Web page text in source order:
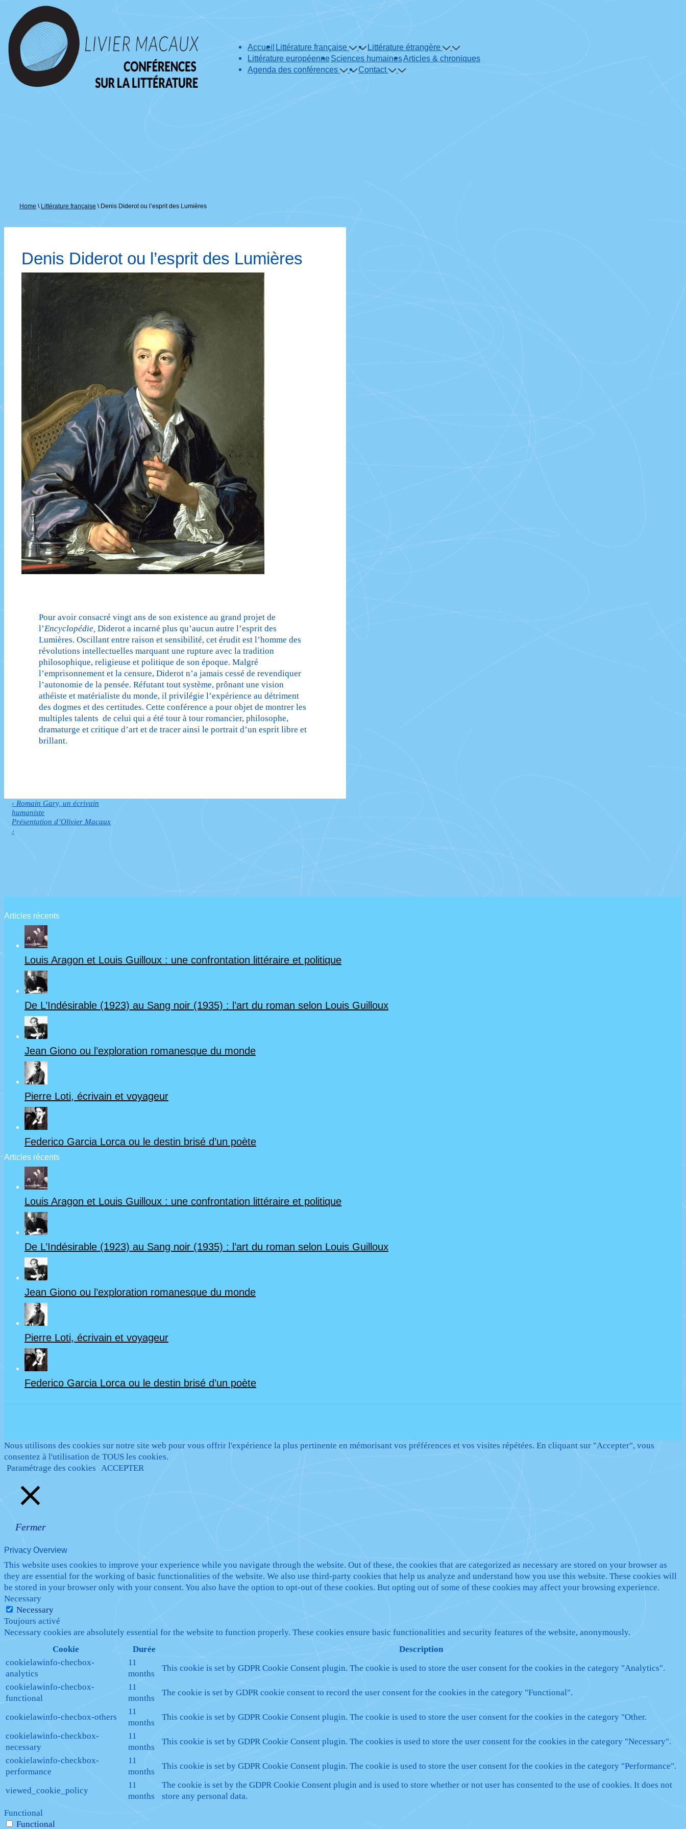
passer
au
contenu
principal
Main
Navigation
Accueil Littérature française
Littérature étrangère
Littérature européenne Sciences humainesArticles & chroniques
Agenda des conférences
Contact
Home \ Littérature française \ Denis Diderot ou l’esprit des Lumières
Denis Diderot ou l’esprit des Lumières
Pour avoir consacré vingt ans de son existence au grand projet de
l’Encyclopédie, Diderot a incarné plus qu’aucun autre l’esprit des
Lumières. Oscillant entre raison et sensibilité, cet érudit est l’homme des
révolutions intellectuelles marquant une rupture avec la tradition
philosophique, religieuse et politique de son époque. Malgré
l’emprisonnement et la censure, Diderot n’a jamais cessé de revendiquer
l’autonomie de la pensée. Réfutant tout système, prônant une vision
athéiste et matérialiste du monde, il privilégie l’expérience au détriment
des dogmes et des certitudes. Cette conférence a pour objet de montrer les
multiples talents de celui qui a été tour à tour romancier, philosophe,
dramaturge et critique d’art et de tracer ainsi le portrait d’un esprit libre et
brillant.
Navigation
de
l’article
Previous
Post
is
‹ Romain Gary, un écrivain
humaniste
Next
Post
Présentation d’Olivier Macaux
›
Articles récents
Louis Aragon et Louis Guilloux : une confrontation littéraire et politique
De L’Indésirable (1923) au Sang noir (1935) : l’art du roman selon Louis Guilloux
Jean Giono ou l’exploration romanesque du monde
Pierre Loti, écrivain et voyageur
Federico Garcia Lorca ou le destin brisé d’un poète
Articles récents
Louis Aragon et Louis Guilloux : une confrontation littéraire et politique
De L’Indésirable (1923) au Sang noir (1935) : l’art du roman selon Louis Guilloux
Jean Giono ou l’exploration romanesque du monde
Pierre Loti, écrivain et voyageur
Federico Garcia Lorca ou le destin brisé d’un poète
Nous utilisons des cookies sur notre site web pour vous offrir l'expérience la plus pertinente en mémorisant vos préférences et vos visites répétées. En cliquant sur "Accepter", vous
consentez à l'utilisation de TOUS les cookies.
Paramétrage des cookies ACCEPTER
Fermer
Privacy Overview
This website uses cookies to improve your experience while you navigate through the website. Out of these, the cookies that are categorized as necessary are stored on your browser as
they are essential for the working of basic functionalities of the website. We also use third-party cookies that help us analyze and understand how you use this website. These cookies will
be stored in your browser only with your consent. You also have the option to opt-out of these cookies. But opting out of some of these cookies may affect your browsing experience.
Necessary
Necessary
Toujours activé
Necessary cookies are absolutely essential for the website to function properly. These cookies ensure basic functionalities and security features of the website, anonymously.
Cookie
Durée
Description
cookielawinfo-checbox-
analytics
11
months
This cookie is set by GDPR Cookie Consent plugin. The cookie is used to store the user consent for the cookies in the category "Analytics".
cookielawinfo-checbox-
functional
11
months
The cookie is set by GDPR cookie consent to record the user consent for the cookies in the category "Functional".
cookielawinfo-checbox-others
11
months
This cookie is set by GDPR Cookie Consent plugin. The cookie is used to store the user consent for the cookies in the category "Other.
cookielawinfo-checkbox-
necessary
11
months
This cookie is set by GDPR Cookie Consent plugin. The cookies is used to store the user consent for the cookies in the category "Necessary".
cookielawinfo-checkbox-
performance
11
months
This cookie is set by GDPR Cookie Consent plugin. The cookie is used to store the user consent for the cookies in the category "Performance".
viewed_cookie_policy
11
months
The cookie is set by the GDPR Cookie Consent plugin and is used to store whether or not user has consented to the use of cookies. It does not
store any personal data.
Functional
Functional